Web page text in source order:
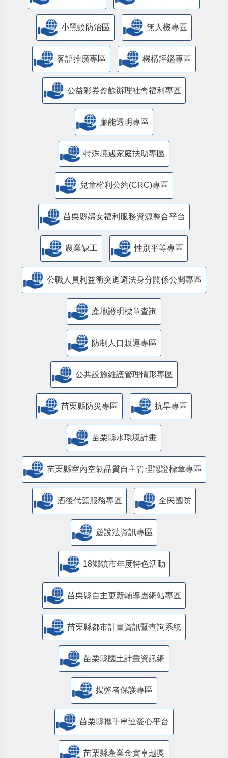
法律扶助專區 消費者保護專區
小黑蚊防治區 無人機專區
客語推廣專區 機構評鑑專區
公益彩券盈餘辦理社會福利專區
廉能透明專區
特殊境遇家庭扶助專區
兒童權利公約(CRC)專區
苗栗縣婦女福利服務資源整合平台
農業缺工 性別平等專區
公職人員利益衝突迴避法身分關係公開專區
產地證明標章查詢
防制人口販運專區
​公共設施維護管理情形專區
苗栗縣防災專區 抗旱專區
苗栗縣水環境計畫
苗栗縣室內空氣品質自主管理認證標章專區
酒後代駕服務專區
遊說法資訊專區
18鄉鎮市年度特色活動
苗栗縣自主更新輔導團網站專區
苗栗縣都市計畫資訊暨查詢系統
苗栗縣國土計畫資訊網
揭弊者保護專區
苗栗縣攜手串連愛心平台